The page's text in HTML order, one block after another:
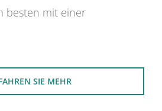
besten mit einer
SIE MEHR